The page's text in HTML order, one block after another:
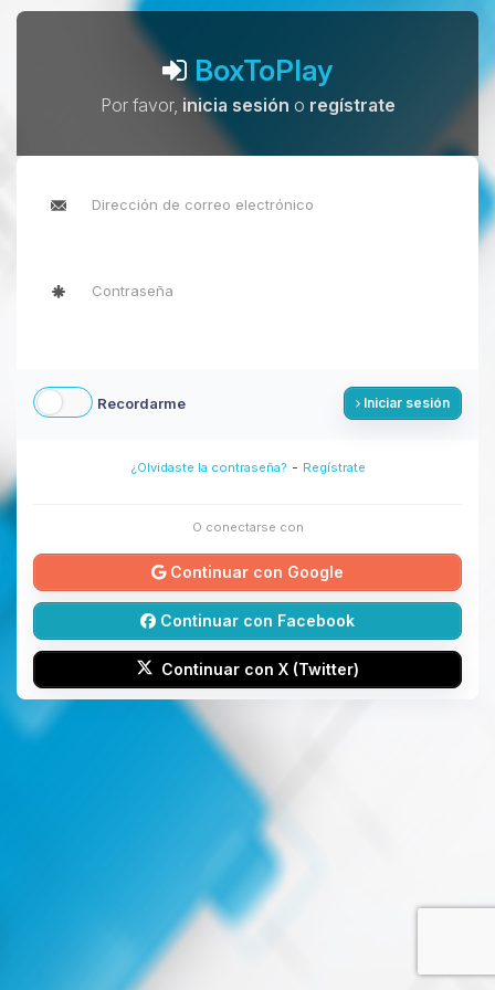
BoxToPlay
Por favor, inicia sesión o regístrate
Recordarme Iniciar sesión
¿Olvidaste la contraseña? - Regístrate
O conectarse con
Continuar con Google
Continuar con Facebook
Continuar con X (Twitter)